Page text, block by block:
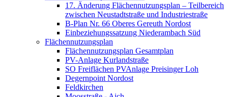
17. Änderung Flächennutzungsplan – Teilbereich
zwischen Neustadtstraße und Industriestraße
B-Plan Nr. 66 Oberes Gereuth Nordost
Einbeziehungssatzung Niederambach Süd
Flächennutzungsplan
Flächennutzungsplan Gesamtplan
PV-Anlage Kurlandstraße
SO Freiflächen PV­Anlage Preisinger Loh
Degernpoint Nordost
Feldkirchen